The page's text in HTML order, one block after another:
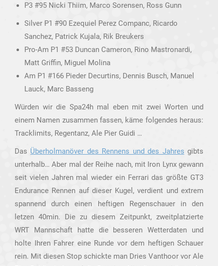
P3 #95 Nicki Thiim, Marco Sorensen, Ross Gunn
Silver P1 #90 Ezequiel Perez Companc, Ricardo
Sanchez, Patrick Kujala, Rik Breukers
Pro-Am P1 #53 Duncan Cameron, Rino Mastronardi,
Matt Griffin, Miguel Molina
Am P1 #166 Pieder Decurtins, Dennis Busch, Manuel
Lauck, Marc Basseng
Würden wir die Spa24h mal eben mit zwei Worten und
einem Namen zusammen fassen, käme folgendes heraus:
Tracklimits, Regentanz, Ale Pier Guidi …
Das Überholmanöver des Rennens und des Jahres gibts
unterhalb… Aber mal der Reihe nach, mit Iron Lynx gewann
seit vielen Jahren mal wieder ein Ferrari das größte GT3
Endurance Rennen auf dieser Kugel, verdient und extrem
spannend durch einen heftigen Regenschauer in den
letzen 40min. Die zu diesem Zeitpunkt, zweitplatzierte
WRT Mannschaft hatte die besseren Wetterdaten und
holte Ihren Fahrer eine Runde vor dem heftigen Schauer
rein. Mit diesen Stop schickte man Dries Vanthoor vor Ale